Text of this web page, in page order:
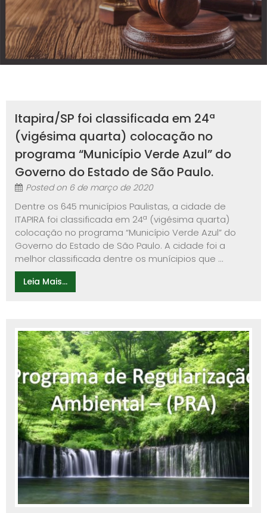
Itapira/SP foi classificada em 24ª
(vigésima quarta) colocação no
programa “Município Verde Azul” do
Governo do Estado de São Paulo.
Posted on 6 de março de 2020
Dentre os 645 municípios Paulistas, a cidade de
ITAPIRA foi classificada em 24ª (vigésima quarta)
colocação no programa “Município Verde Azul” do
Governo do Estado de São Paulo. A cidade foi a
melhor classificada dentre os munícipios que ...
Leia Mais...